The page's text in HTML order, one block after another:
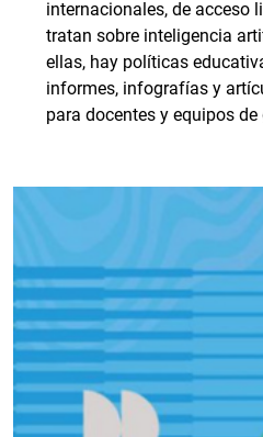
internacionales, de acceso
tratan sobre inteligencia
ellas, hay políticas
informes, infografías y
para docentes y equipos